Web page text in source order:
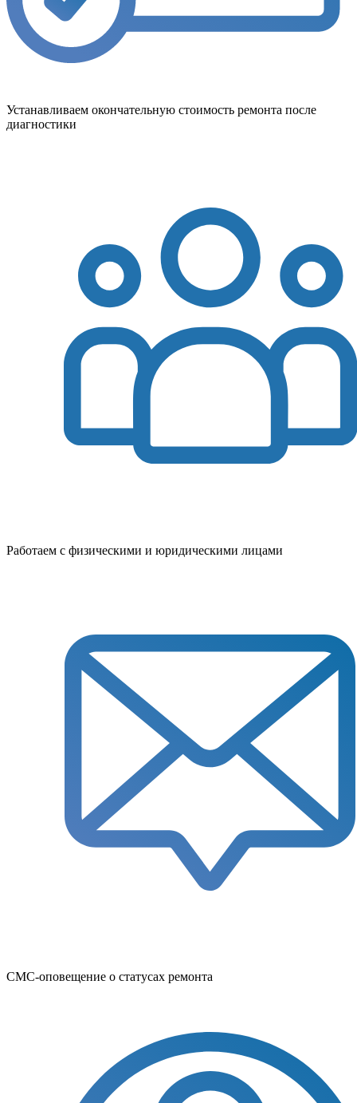
Устанавливаем окончательную стоимость ремонта после
диагностики
Работаем с физическими и юридическими лицами
СМС-оповещение о статусах ремонта